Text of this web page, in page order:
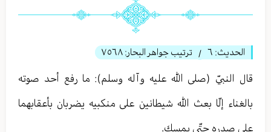
الحديث: ٦ / ترتيب جواهر البحار: ٧٥٦٨
قال النبيّ (صلى الله عليه وآله وسلم): ما رفع أحد صوته
بالغناء إلّا بعث الله شيطانين على منكبيه يضربان بأعقابهما
على صدره حتّى يمسك.